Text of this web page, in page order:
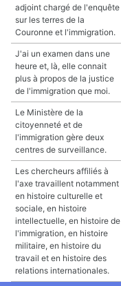
adjoint chargé de l'enquête
sur les terres de la
Couronne et l'immigration.
J'ai un examen dans une
heure et, là, elle connait
plus à propos de la justice
de l'immigration que moi.
Le Ministère de la
citoyenneté et de
l'immigration gère deux
centres de surveillance.
Les chercheurs affiliés à
l'axe travaillent notamment
en histoire culturelle et
sociale, en histoire
intellectuelle, en histoire de
l'immigration, en histoire
militaire, en histoire du
travail et en histoire des
relations internationales.